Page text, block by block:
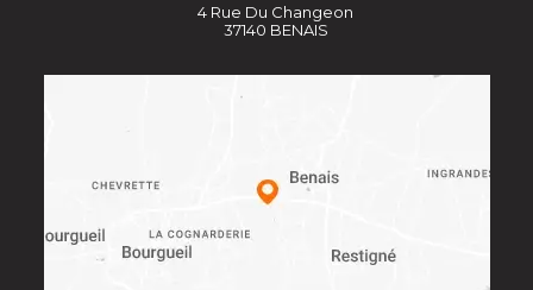
4 Rue Du Changeon
37140 BENAIS